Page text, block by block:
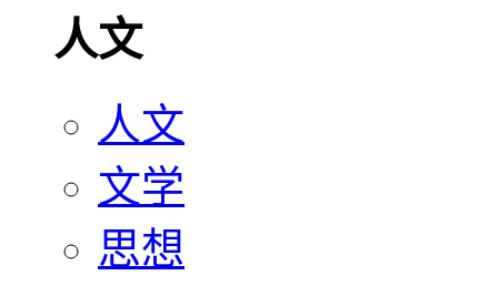
人文
人文
文学
思想